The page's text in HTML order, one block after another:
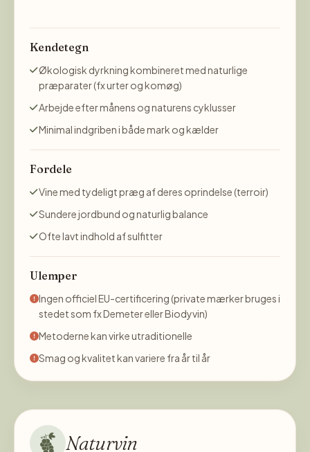
Kendetegn
Økologisk dyrkning kombineret med naturlige
præparater (fx urter og komøg)
Arbejde efter månens og naturens cyklusser
Minimal indgriben i både mark og kælder
Fordele
Vine med tydeligt præg af deres oprindelse (terroir)
Sundere jordbund og naturlig balance
Ofte lavt indhold af sulfitter
Ulemper
Ingen officiel EU-certificering (private mærker bruges i
stedet som fx Demeter eller Biodyvin)
Metoderne kan virke utraditionelle
Smag og kvalitet kan variere fra år til år
Naturvin